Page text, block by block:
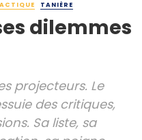
TANIÈRE
dilemmes
projecteurs. Le
des critiques,
Sa liste, sa